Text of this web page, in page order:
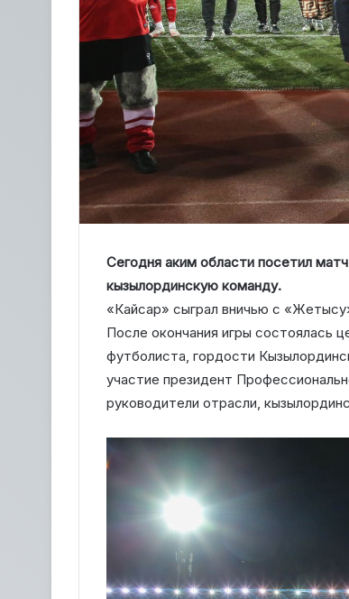
Сегодня аким области посетил
кызылординскую команду.
«Кайсар» сыграл вничью с
После окончания игры состоялась
футболиста, гордости
участие президент
руководители отрасли,